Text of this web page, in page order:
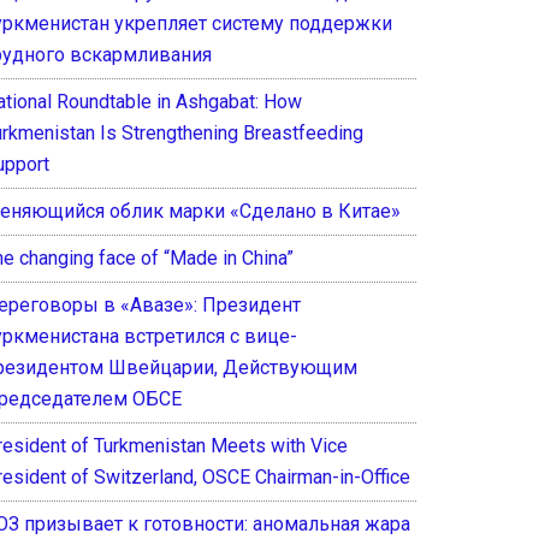
укрепляет систему поддержки
вскармливания
Roundtable in Ashgabat: How
Is Strengthening Breastfeeding
облик марки «Сделано в Китае»
changing face of “Made in China”
в «Авазе»: Президент
встретился с вице-
Швейцарии, Действующим
ОБСЕ
of Turkmenistan Meets with Vice
of Switzerland, OSCE Chairman-in-Office
призывает к готовности: аномальная жара